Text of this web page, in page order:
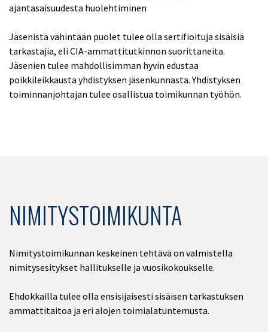
ajantasaisuudesta huolehtiminen
Jäsenistä vähintään puolet tulee olla sertifioituja sisäisiä
tarkastajia, eli CIA-ammattitutkinnon suorittaneita.
Jäsenien tulee mahdollisimman hyvin edustaa
poikkileikkausta yhdistyksen jäsenkunnasta. Yhdistyksen
toiminnanjohtajan tulee osallistua toimikunnan työhön.
NIMITYSTOIMIKUNTA
Nimitystoimikunnan keskeinen tehtävä on valmistella
nimitysesitykset hallitukselle ja vuosikokoukselle.
Ehdokkailla tulee olla ensisijaisesti sisäisen tarkastuksen
ammattitaitoa ja eri alojen toimialatuntemusta.